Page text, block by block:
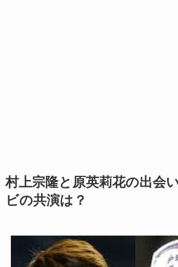
村上宗隆と原英莉花の出会
ビの共演は？